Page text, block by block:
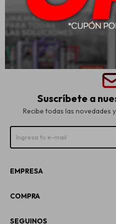
USD20,00
Suscríbete a
Recibe todas las novedades
EMPRESA
COMPRA
SEGUINOS